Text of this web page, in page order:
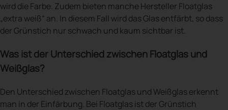
wird die Farbe. Zudem bieten manche Hersteller Floatglas
„extra weiß“ an. In diesem Fall wird das Glas entfärbt, so dass
der Grünstich nur schwach und kaum sichtbar ist.
Was ist der Unterschied zwischen Floatglas und
Weißglas?
Den Unterschied zwischen Floatglas und Weißglas erkennt
man in der Einfärbung. Bei Floatglas ist der Grünstich